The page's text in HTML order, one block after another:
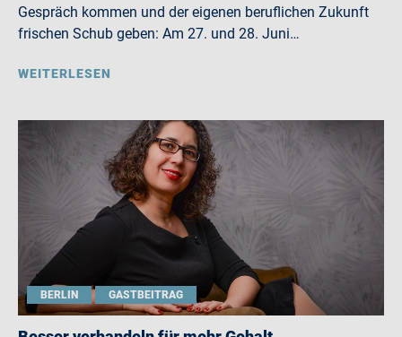
Gespräch kommen und der eigenen beruflichen Zukunft
frischen Schub geben: Am 27. und 28. Juni…
WEITERLESEN
BERLIN GASTBEITRAG